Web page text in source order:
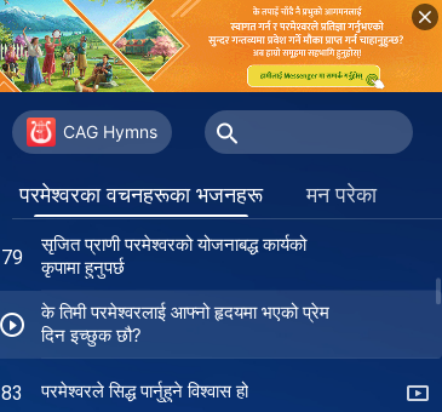
CAG Hymns
परमेश्‍वरका वचनहरूका भजनहरू मन परेका
71
मानवजातिको निम्ति परमेश्‍वरको इच्छा कहिल्यै
परिवर्तन हुनेछैन
72 परमेश्‍वरले ब्रह्माण्डभरि नयाँ काम गर्नुभएको छ
75
ठूलो रातो अजिङ्गर त्यति नै बढी पतन हुन्छ
79
सृजित प्राणी परमेश्‍वरको योजनाबद्ध कार्यको
कृपामा हुनुपर्छ
के तिमी परमेश्‍वरलाई आफ्नो हृदयमा भएको प्रेम
दिन इच्छुक छौ?
83 परमेश्‍वरले सिद्ध पार्नुहुने विश्‍वास हो